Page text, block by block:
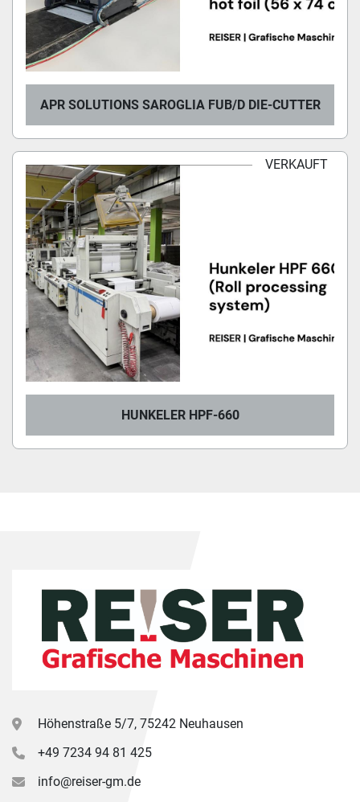
APR SOLUTIONS SAROGLIA FUB/D DIE-CUTTER
VERKAUFT
HUNKELER HPF-660
Höhenstraße 5/7, 75242 Neuhausen
+49 7234 94 81 425
info@reiser-gm.de